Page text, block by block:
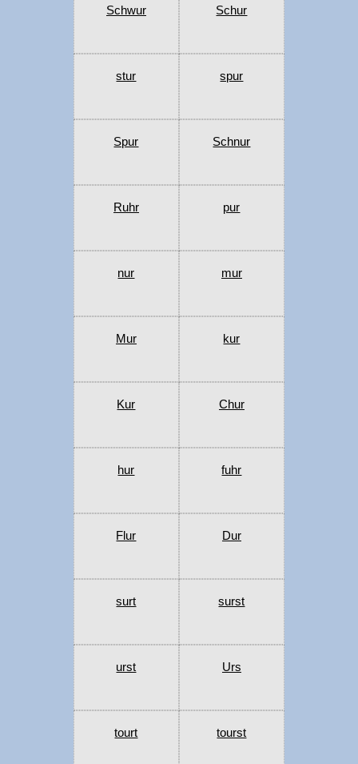
Schwur Schur
stur spur
Spur Schnur
Ruhr pur
nur mur
Mur kur
Kur Chur
hur fuhr
Flur Dur
surt surst
urst Urs
tourt tourst